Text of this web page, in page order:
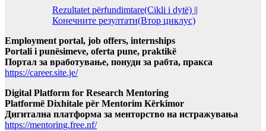
Rezultatet përfundimtare(Cikli i dytë) ||
Конечните резултати(Втор циклус)
Employment portal, job offers, internships
Portali i punësimeve, oferta pune, praktikë
Портал за вработување, понуди за рабта, пракса
https://career.site.je/
Digital Platform for Research Mentoring
Platformë Dixhitale për Mentorim Kërkimor
Дигитална платформа за менторство на истражувања
https://mentoring.free.nf/